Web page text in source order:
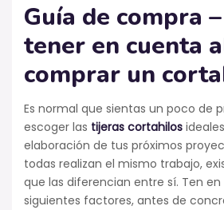
Guía de compra
tener en cuenta
comprar un
Es normal que sientas un poco de
escoger las tijeras cortahilos
elaboración de tus próximos
todas realizan el mismo trabajo,
que las diferencian entre sí. Ten
siguientes factores, antes de